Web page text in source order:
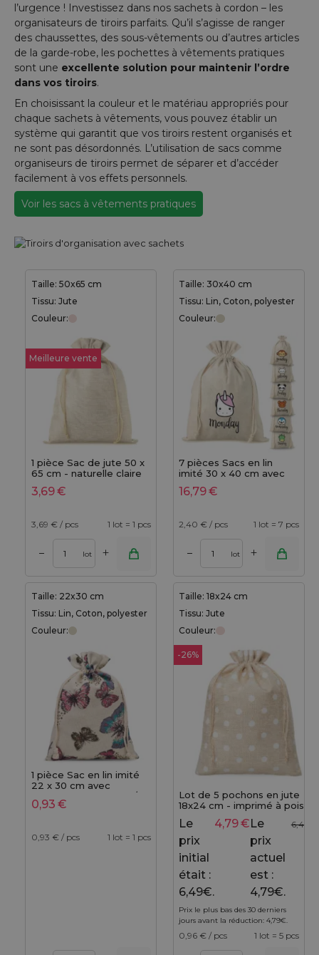
l’urgence ! Investissez dans nos sachets à cordon – les
organisateurs de tiroirs parfaits. Qu’il s’agisse de ranger
des chaussettes, des sous-vêtements ou d’autres articles
de la garde-robe, les pochettes à vêtements pratiques
sont une excellente solution pour maintenir l’ordre
dans vos tiroirs.
En choisissant la couleur et le matériau appropriés pour
chaque sachets à vêtements, vous pouvez établir un
système qui garantit que vos tiroirs restent organisés et
ne sont pas désordonnés. L’utilisation de sacs comme
organiseurs de tiroirs permet de séparer et d’accéder
facilement à vos effets personnels.
Voir les sacs à vêtements pratiques
Taille: 50x65 cm
Tissu: Jute
Couleur:
Meilleure vente
1 pièce Sac de jute 50 x
65 cm - naturelle claire
3,69€
3,69 € / pcs 1 lot = 1 pcs
– lot +
Taille: 30x40 cm
Tissu: Lin, Coton, polyester
Couleur:
7 pièces Sacs en lin
imité 30 x 40 cm avec
la semaine
16,79€
2,40 € / pcs 1 lot = 7 pcs
– lot +
Taille: 22x30 cm
Tissu: Lin, Coton, polyester
Couleur:
1 pièce Sac en lin imité
22 x 30 cm avec
l'impression - naturel /
papillon
0,93 €
0,93 € / pcs 1 lot = 1 pcs
Taille: 18x24 cm
Tissu: Jute
Couleur:
-26%
Lot de 5 pochons en jute
18x24 cm - imprimé à pois
6,49
Le
prix
initial
était :
6,49€.
4,79€Le
prix
actuel
est :
4,79€.
Prix le plus bas des 30 derniers
jours avant la réduction:4,79€.
0,96 € / pcs 1 lot = 5 pcs